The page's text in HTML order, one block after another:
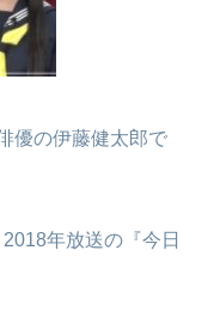
優の伊藤健太郎で
年放送の『今日